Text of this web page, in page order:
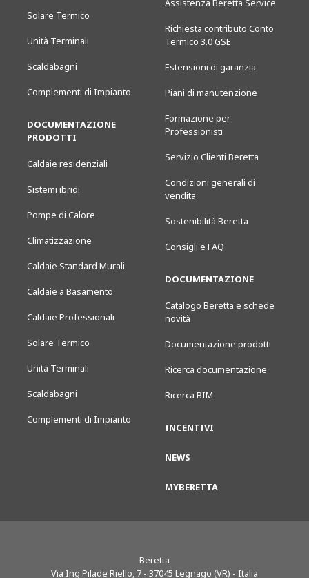
Solare Termico
Unità Terminali
Scaldabagni
Complementi di Impianto
DOCUMENTAZIONE
PRODOTTI
Caldaie residenziali
Sistemi ibridi
Pompe di Calore
Climatizzazione
Caldaie Standard Murali
Caldaie a Basamento
Caldaie Professionali
Solare Termico
Unità Terminali
Scaldabagni
Complementi di Impianto
Assistenza Beretta Service
Richiesta contributo Conto
Termico 3.0 GSE
Estensioni di garanzia
Piani di manutenzione
Formazione per
Professionisti
Servizio Clienti Beretta
Condizioni generali di
vendita
Sostenibilità Beretta
Consigli e FAQ
DOCUMENTAZIONE
Catalogo Beretta e schede
novità
Documentazione prodotti
Ricerca documentazione
Ricerca BIM
INCENTIVI
NEWS
MYBERETTA
Beretta
Via Ing Pilade Riello, 7 - 37045 Legnago (VR) - Italia